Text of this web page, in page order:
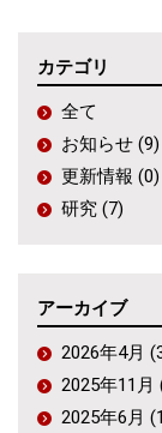
カテゴリ
全て
お知らせ (9)
更新情報 (0)
研究 (7)
アーカイブ
2026年4月
2025年11月
2025年6月